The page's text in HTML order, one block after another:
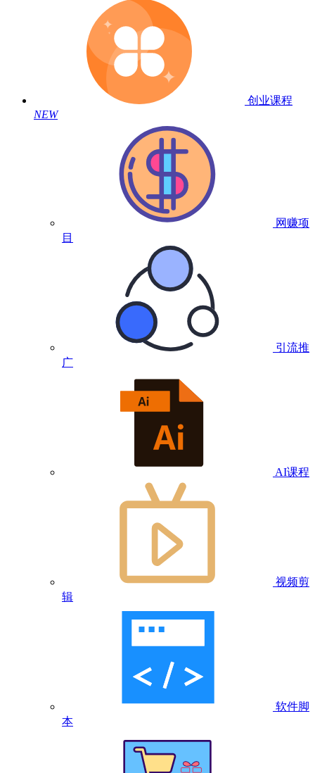
创业课程
NEW
网赚项
目
引流推
广
AI课程
视频剪
辑
软件脚
本